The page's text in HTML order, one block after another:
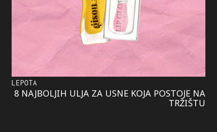
LEPOTA
8 NAJBOLJIH ULJA ZA USNE KOJA POSTOJE NA
TRŽIŠTU